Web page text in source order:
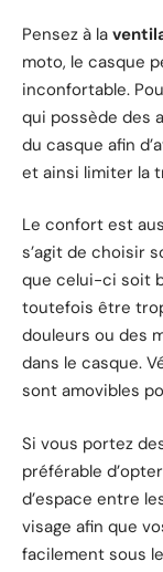
Pensez à la
moto, le casque
inconfortable.
qui possède des
du casque afin
et ainsi limiter la
Le confort est
s’agit de choisir
que celui-ci soit
toutefois être
douleurs ou des
dans le casque.
sont amovibles
Si vous portez
préférable
d’espace entre
visage afin que
facilement sous